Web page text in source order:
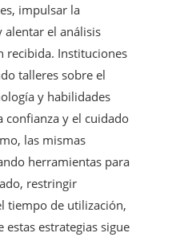
impulsar la
alentar el análisis
recibida. Instituciones
talleres sobre el
y habilidades
confianza y el cuidado
las mismas
herramientas para
restringir
tiempo de utilización,
estrategias sigue